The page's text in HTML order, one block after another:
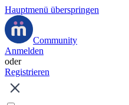
Hauptmenü überspringen
Community
Anmelden
oder
Registrieren